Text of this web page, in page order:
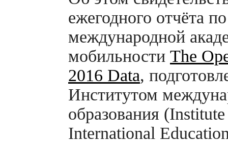
ежегодного отчёта по
международной
мобильности The
2016 Data,
Институтом
образования
International